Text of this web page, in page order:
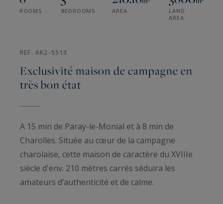
ROOMS BEDROOMS AREA
LAND
AREA
REF. AK2-5513
Exclusivité maison de campagne en
très bon état
A 15 min de Paray-le-Monial et à 8 min de
Charolles. Située au cœur de la campagne
charolaise, cette maison de caractère du XVIIIe
siècle d'env. 210 mètres carrés séduira les
amateurs d’authenticité et de calme.